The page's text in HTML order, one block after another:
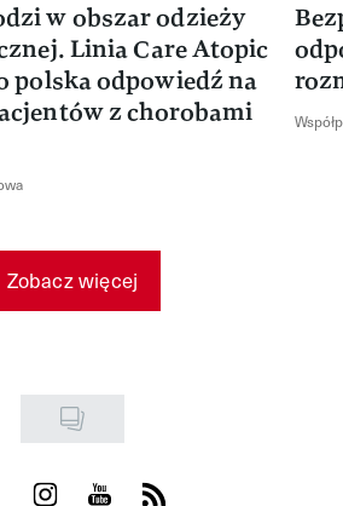
w obszar odzieży
Linia Care Atopic
polska odpowiedź na
z chorobami
Zobacz więcej
us on Facebook
Visit us on Instagram
Visit us on Youtube
Visit us on Rss